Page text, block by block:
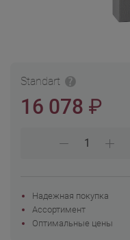
Standart
16 078 ₽
Надежная покупка
Ассортимент
Оптимальные цены